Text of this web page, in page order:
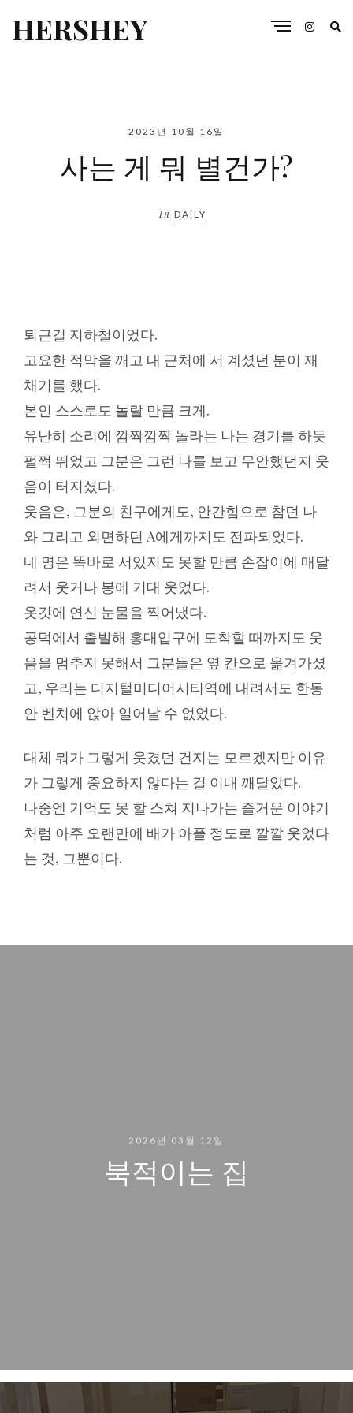
HERSHEY
2023년 10월 16일
사는 게 뭐 별건가?
In DAILY
퇴근길 지하철이었다.
고요한 적막을 깨고 내 근처에 서 계셨던 분이 재
채기를 했다.
본인 스스로도 놀랄 만큼 크게.
유난히 소리에 깜짝깜짝 놀라는 나는 경기를 하듯
펄쩍 뛰었고 그분은 그런 나를 보고 무안했던지 웃
음이 터지셨다.
웃음은, 그분의 친구에게도, 안간힘으로 참던 나
와 그리고 외면하던 A에게까지도 전파되었다.
네 명은 똑바로 서있지도 못할 만큼 손잡이에 매달
려서 웃거나 봉에 기대 웃었다.
옷깃에 연신 눈물을 찍어냈다.
공덕에서 출발해 홍대입구에 도착할 때까지도 웃
음을 멈추지 못해서 그분들은 옆 칸으로 옮겨가셨
고, 우리는 디지털미디어시티역에 내려서도 한동
안 벤치에 앉아 일어날 수 없었다.
대체 뭐가 그렇게 웃겼던 건지는 모르겠지만 이유
가 그렇게 중요하지 않다는 걸 이내 깨달았다.
나중엔 기억도 못 할 스쳐 지나가는 즐거운 이야기
처럼 아주 오랜만에 배가 아플 정도로 깔깔 웃었다
는 것, 그뿐이다.
2026년 03월 12일
북적이는 집